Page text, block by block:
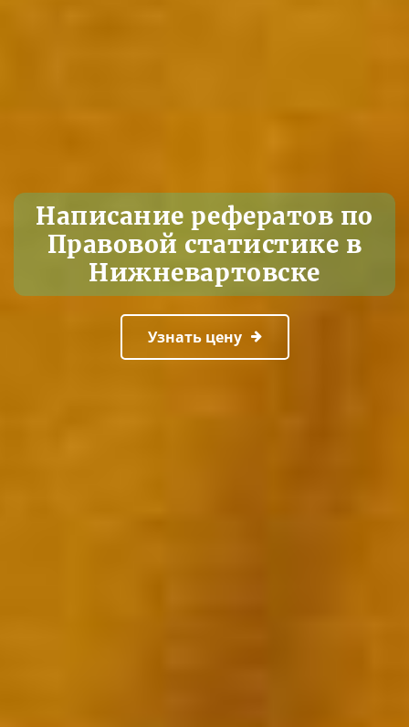
Написание рефератов по
Правовой статистике в
Нижневартовске
Узнать цену